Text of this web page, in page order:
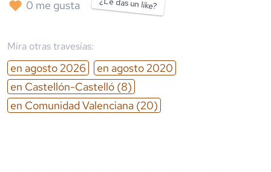
0 me gusta
Mira otras travesías:
en agosto 2026 en agosto 2020
en Castellón-Castelló (8)
en Comunidad Valenciana (20)